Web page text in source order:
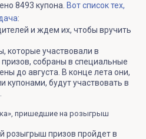
8493 купона. Вот список тех,
:
и ждем их, чтобы вручить
которые участвовали в
собраны в специальные
до августа. В конце лета они,
купонами, будут участвовать в
пришедшие на розыгрыш
призов пройдет в